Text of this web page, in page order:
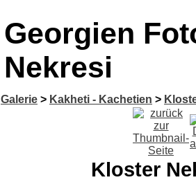
Georgien
Nekresi
Galerie > Kakheti - Kachetien >
Kloster